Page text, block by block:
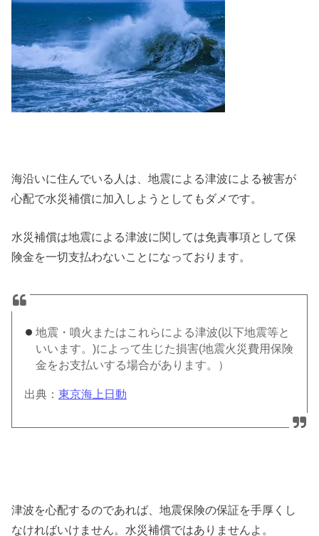
海沿いに住んでいる人は、地震による津波による被害が
心配で水災補償に加入しようとしてもダメです。
水災補償は地震による津波に関しては免責事項として保
険金を一切支払わないことになっております。
地震・噴火またはこれらによる津波(以下地震等と
いいます。)によって生じた損害(地震火災費用保険
金をお支払いする場合があります。）
出典：東京海上日動
津波を心配するのであれば、地震保険の保証を手厚くし
なければいけません。水災補償ではありませんよ。